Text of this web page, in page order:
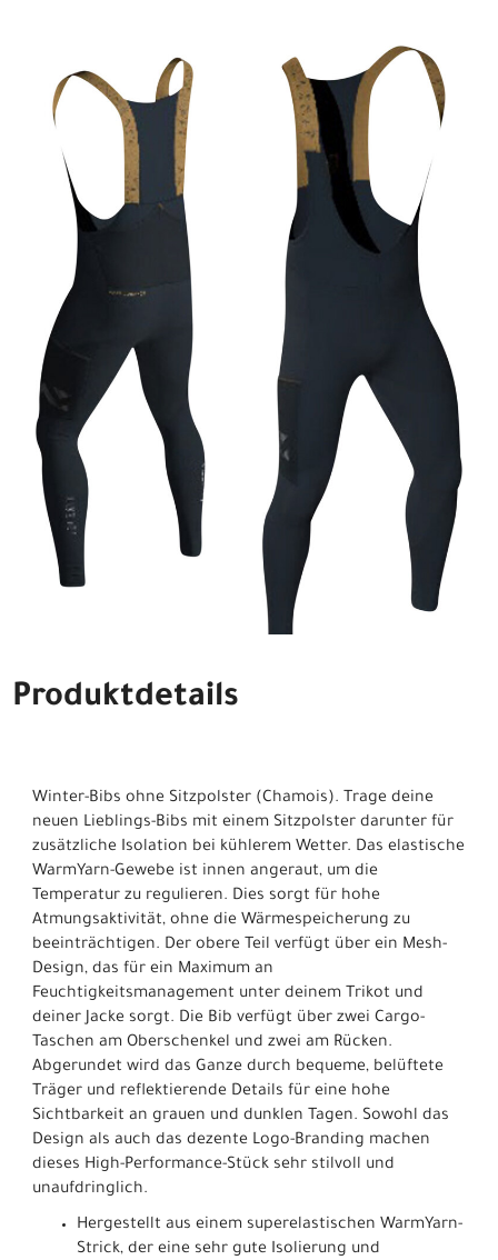
Produktdetails
Winter-Bibs ohne Sitzpolster (Chamois). Trage deine
neuen Lieblings-Bibs mit einem Sitzpolster darunter für
zusätzliche Isolation bei kühlerem Wetter. Das elastische
WarmYarn-Gewebe ist innen angeraut, um die
Temperatur zu regulieren. Dies sorgt für hohe
Atmungsaktivität, ohne die Wärmespeicherung zu
beeinträchtigen. Der obere Teil verfügt über ein Mesh-
Design, das für ein Maximum an
Feuchtigkeitsmanagement unter deinem Trikot und
deiner Jacke sorgt. Die Bib verfügt über zwei Cargo-
Taschen am Oberschenkel und zwei am Rücken.
Abgerundet wird das Ganze durch bequeme, belüftete
Träger und reflektierende Details für eine hohe
Sichtbarkeit an grauen und dunklen Tagen. Sowohl das
Design als auch das dezente Logo-Branding machen
dieses High-Performance-Stück sehr stilvoll und
unaufdringlich.
Hergestellt aus einem superelastischen WarmYarn-
Strick, der eine sehr gute Isolierung und